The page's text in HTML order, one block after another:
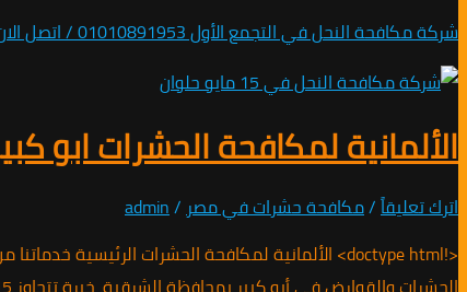
شركة مكافحة النحل في التجمع الأول 01010891953 / اتصل الان
الألمانية لمكافحة الحشرات ابو
اترك تعليقاً/مكافحة حشرات في مصر/
admin